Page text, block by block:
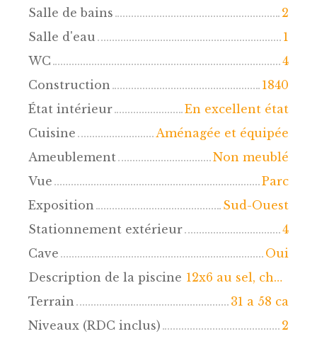
Salle de bains
2
Salle d'eau
1
WC
4
Construction
1840
État intérieur
En excellent état
Cuisine
Aménagée et équipée
Ameublement
Non meublé
Vue
Parc
Exposition
Sud-Ouest
Stationnement extérieur
4
Cave
Oui
Description de la piscine
12x6 au sel, chauffée par PAC
Terrain
31 a 58 ca
Niveaux (RDC inclus)
2